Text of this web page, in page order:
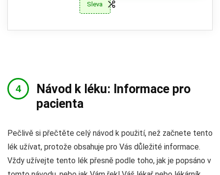
Sleva
Návod k léku: Informace pro
pacienta
Pečlivě si přečtěte celý návod k použití, než začnete tento
lék užívat, protože obsahuje pro Vás důležité informace.
Vždy užívejte tento lék přesně podle toho, jak je popsáno v